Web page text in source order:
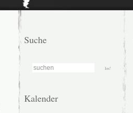
Suche
Kalender